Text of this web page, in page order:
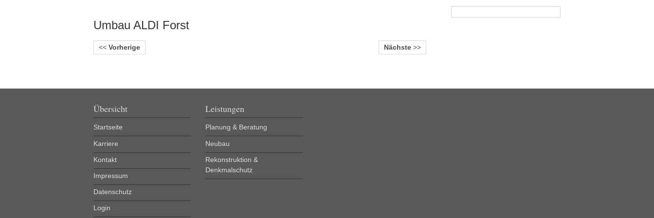
Umbau ALDI Forst
<< Vorherige Nächste>>
Übersicht
Startseite
Karriere
Kontakt
Impressum
Datenschutz
Login
Leistungen
Planung & Beratung
Neubau
Rekonstruktion &
Denkmalschutz